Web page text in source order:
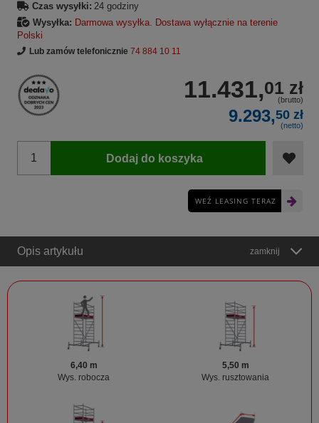
Czas wysyłki: 24 godziny
Wysyłka: Darmowa wysyłka. Dostawa wyłącznie na terenie
Polski
Lub zamów telefonicznie 74 884 10 11
11.431,01 zł
(brutto)
9.293,50 zł
(netto)
Dodaj do koszyka
WEŹ LEASING TERAZ
Opis artykułu zamknij
6,40 m
Wys. robocza
5,50 m
Wys. rusztowania